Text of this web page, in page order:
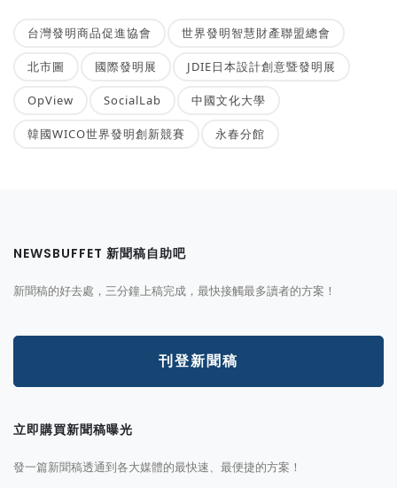
台灣發明商品促進協會 世界發明智慧財產聯盟總會
北市圖 國際發明展 JDIE日本設計創意暨發明展
OpView SocialLab 中國文化大學
韓國WICO世界發明創新競賽 永春分館
NEWSBUFFET 新聞稿自助吧
新聞稿的好去處，三分鐘上稿完成，最快接觸最多讀者的方案！
刊登新聞稿
立即購買新聞稿曝光
發一篇新聞稿透通到各大媒體的最快速、最便捷的方案！